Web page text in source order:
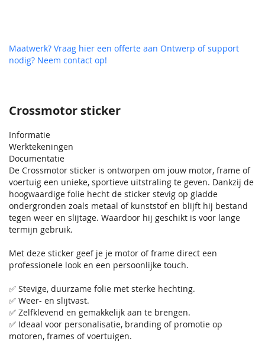
Crossmotor sticker
Informatie
Werktekeningen
Documentatie
De Crossmotor sticker is ontworpen om jouw motor, frame of
voertuig een unieke, sportieve uitstraling te geven. Dankzij de
hoogwaardige folie hecht de sticker stevig op gladde
ondergronden zoals metaal of kunststof en blijft hij bestand
tegen weer en slijtage. Waardoor hij geschikt is voor lange
termijn gebruik.
Met deze sticker geef je je motor of frame direct een
professionele look en een persoonlijke touch.
✅ Stevige, duurzame folie met sterke hechting.
✅ Weer- en slijtvast.
✅ Zelfklevend en gemakkelijk aan te brengen.
✅ Ideaal voor personalisatie, branding of promotie op
motoren, frames of voertuigen.
Maatwerk? Vraag hier een offerte aan Ontwerp of support
nodig? Neem contact op!